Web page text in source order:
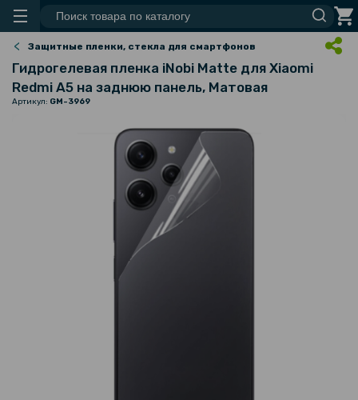
Защитные пленки, стекла для смартфонов
Гидрогелевая пленка iNobi Matte для Xiaomi
Redmi A5 на заднюю панель, Матовая
Артикул: GM-3969